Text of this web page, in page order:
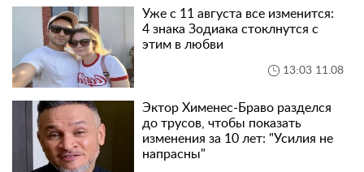
Уже с 11 августа все изменится:
4 знака Зодиака стоклнутся с
этим в любви
13:03 11.08
Эктор Хименес-Браво разделся
до трусов, чтобы показать
изменения за 10 лет: "Усилия не
напрасны"